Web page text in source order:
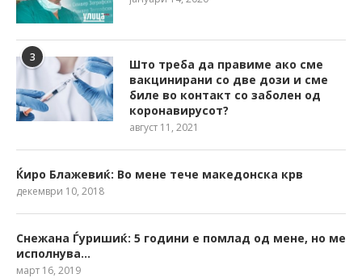
3
Што треба да правиме ако сме
вакцинирани со две дози и сме
биле во контакт со заболен од
коронавирусот?
август 11, 2021
Ќиро Блажевиќ: Во мене тече македонска крв
декември 10, 2018
Снежана Ѓуришиќ: 5 години е помлад од мене, но ме
исполнува…
март 16, 2019